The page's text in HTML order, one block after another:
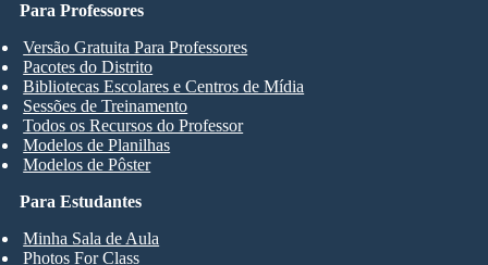
Para Estudantes
Minha Sala de Aula
Photos For Class
Para Professores
Versão Gratuita Para Professores
Pacotes do Distrito
Bibliotecas Escolares e Centros de Mídia
Sessões de Treinamento
Todos os Recursos do Professor
Modelos de Planilhas
Modelos de Pôster